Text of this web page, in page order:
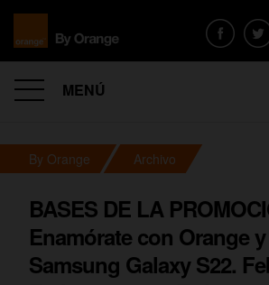
MENÚ
By Orange Archivo
BASES DE LA
Enamórate con Orange
Samsung Galaxy S22.